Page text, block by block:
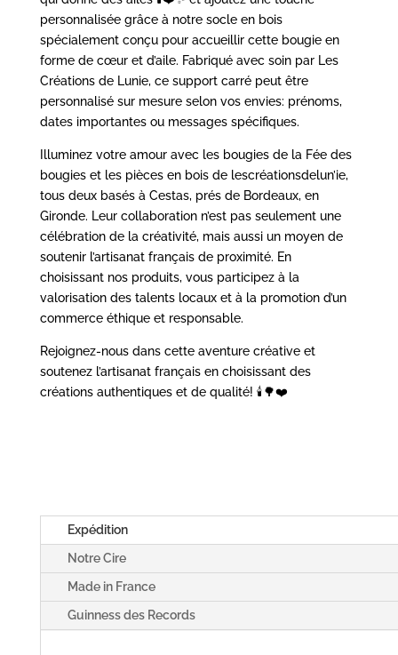
personnalisée grâce à notre socle en bois
spécialement conçu pour accueillir cette bougie en
forme de cœur et d’aile. Fabriqué avec soin par Les
Créations de Lunie, ce support carré peut être
personnalisé sur mesure selon vos envies: prénoms,
dates importantes ou messages spécifiques.
Illuminez votre amour avec les bougies de la Fée des
bougies et les pièces en bois de lescréationsdelun’ie,
tous deux basés à Cestas, prés de Bordeaux, en
Gironde. Leurcollaboration n’est pas seulement une
célébration de la créativité, mais aussi un moyen de
soutenir l’artisanat français de proximité. En
choisissant nos produits, vous participez à la
valorisation des talents locaux et à la promotion d’un
commerce éthique et responsable.
Rejoignez-nous dans cette aventure créative et
soutenez l’artisanat français en choisissant des
créations authentiques et de qualité! 🕯️🌳❤️
Expédition
Notre Cire
Made in France
Guinness des Records